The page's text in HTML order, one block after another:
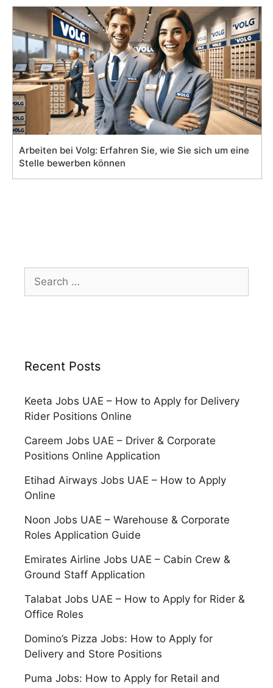
Arbeiten bei Volg: Erfahren Sie, wie Sie sich um eine
Stelle bewerben können
for:
Recent Posts
Keeta Jobs UAE – How to Apply for Delivery
Rider Positions Online
Careem Jobs UAE – Driver & Corporate
Positions Online Application
Etihad Airways Jobs UAE – How to Apply
Online
Noon Jobs UAE – Warehouse & Corporate
Roles Application Guide
Emirates Airline Jobs UAE – Cabin Crew &
Ground Staff Application
Talabat Jobs UAE – How to Apply for Rider &
Office Roles
Domino’s Pizza Jobs: How to Apply for
Delivery and Store Positions
Puma Jobs: How to Apply for Retail and